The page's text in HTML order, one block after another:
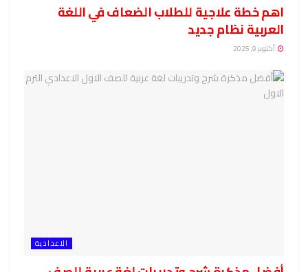
اهم خطة علاجية للطلاب الضعاف في اللغة
العربية نظام جديد
أكتوبر 9, 2025
الاعدادية